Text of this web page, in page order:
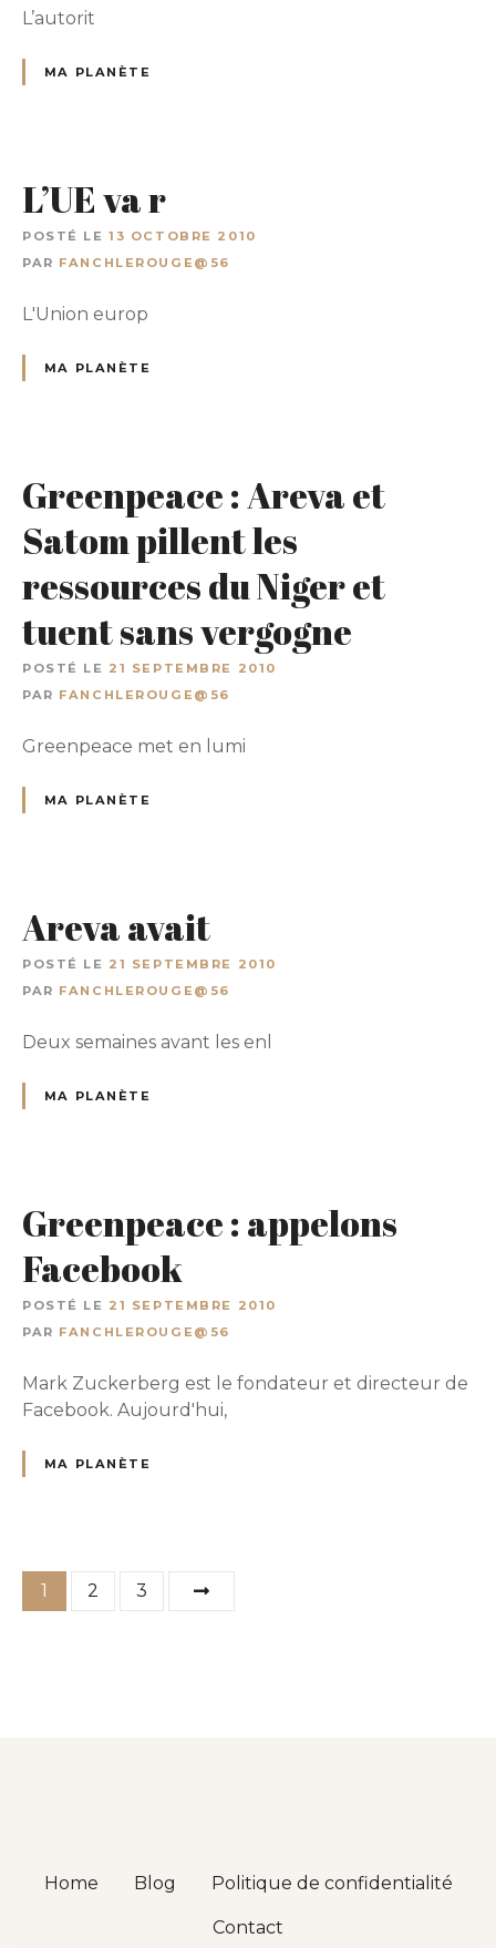
L’autorit
MA PLANÈTE
L’UE va r
POSTÉ LE 13 OCTOBRE 2010
PAR FANCHLEROUGE@56
L'Union europ
MA PLANÈTE
Greenpeace : Areva et
Satom pillent les
ressources du Niger et
tuent sans vergogne
POSTÉ LE 21 SEPTEMBRE 2010
PAR FANCHLEROUGE@56
Greenpeace met en lumi
MA PLANÈTE
Areva avait
POSTÉ LE 21 SEPTEMBRE 2010
PAR FANCHLEROUGE@56
Deux semaines avant les enl
MA PLANÈTE
Greenpeace : appelons
Facebook
POSTÉ LE 21 SEPTEMBRE 2010
PAR FANCHLEROUGE@56
Mark Zuckerberg est le fondateur et directeur de
Facebook. Aujourd'hui,
MA PLANÈTE
P1 2 3
Home Blog Politique de confidentialité
Contact